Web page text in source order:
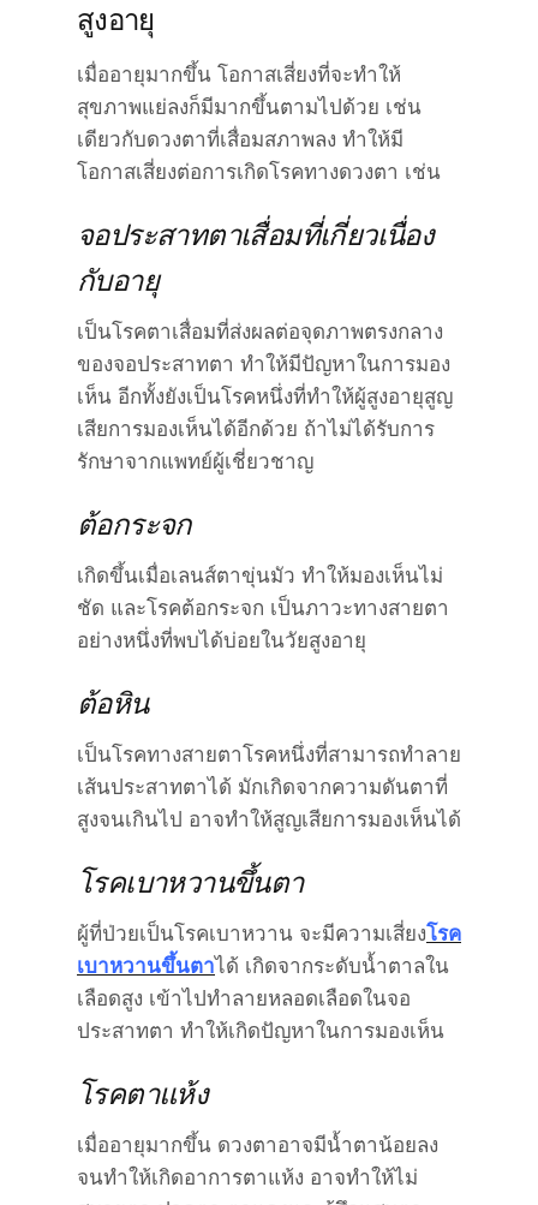
สูงอายุ
เมื่ออายุมากขึ้น โอกาสเสี่ยงที่จะทำให้
สุขภาพแย่ลงก็มีมากขึ้นตามไปด้วย เช่น
เดียวกับดวงตาที่เสื่อมสภาพลง ทำให้มี
โอกาสเสี่ยงต่อการเกิดโรคทางดวงตา เช่น
จอประสาทตาเสื่อมที่เกี่ยวเนื่อง
กับอายุ
เป็นโรคตาเสื่อมที่ส่งผลต่อจุดภาพตรงกลาง
ของจอประสาทตา ทำให้มีปัญหาในการมอง
เห็น อีกทั้งยังเป็นโรคหนึ่งที่ทำให้ผู้สูงอายุสูญ
เสียการมองเห็นได้อีกด้วย ถ้าไม่ได้รับการ
รักษาจากแพทย์ผู้เชี่ยวชาญ
ต้อกระจก
เกิดขึ้นเมื่อเลนส์ตาขุ่นมัว ทำให้มองเห็นไม่
ชัด และโรคต้อกระจก เป็นภาวะทางสายตา
อย่างหนึ่งที่พบได้บ่อยในวัยสูงอายุ
ต้อหิน
เป็นโรคทางสายตาโรคหนึ่งที่สามารถทำลาย
เส้นประสาทตาได้ มักเกิดจากความดันตาที่
สูงจนเกินไป อาจทำให้สูญเสียการมองเห็นได้
โรคเบาหวานขึ้นตา
ผู้ที่ป่วยเป็นโรคเบาหวาน จะมีความเสี่ยงโรค
เบาหวานขึ้นตาได้ เกิดจากระดับน้ำตาลใน
เลือดสูง เข้าไปทำลายหลอดเลือดในจอ
ประสาทตา ทำให้เกิดปัญหาในการมองเห็น
โรคตาแห้ง
เมื่ออายุมากขึ้น ดวงตาอาจมีน้ำตาน้อยลง
จนทำให้เกิดอาการตาแห้ง อาจทำให้ไม่